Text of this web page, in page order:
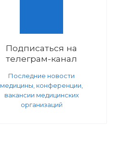
Подписаться на
телеграм-канал
Последние новости
медицины, конференции,
вакансии медицинских
организаций